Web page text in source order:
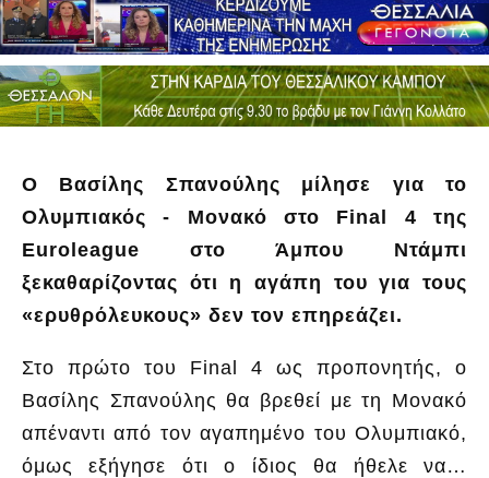
Ο Βασίλης Σπανούλης μίλησε για το
Ολυμπιακός - Μονακό στο Final 4 της
Euroleague στο Άμπου Ντάμπι
ξεκαθαρίζοντας ότι η αγάπη του για τους
«ερυθρόλευκους» δεν τον επηρεάζει.
Στο πρώτο του Final 4 ως προπονητής, ο
Βασίλης Σπανούλης θα βρεθεί με τη Μονακό
απέναντι από τον αγαπημένο του Ολυμπιακό,
όμως εξήγησε ότι ο ίδιος θα ήθελε να…